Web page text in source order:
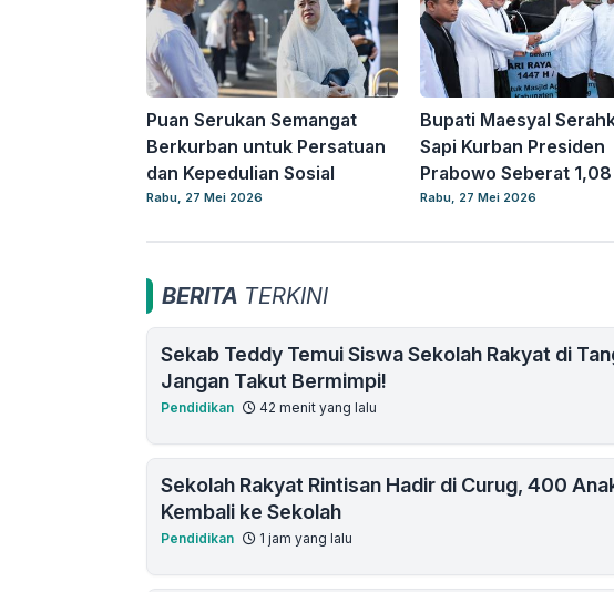
Puan Serukan Semangat
Berkurban untuk Persatuan
dan Kepedulian Sosial
Rabu, 27 Mei 2026
Bupati Maesyal
Sapi Kurban Presiden
Prabowo Seberat
Rabu, 27 Mei 2026
BERITA TERKINI
Sekab Teddy Temui Siswa Sekolah Rakyat di
Jangan Takut Bermimpi!
Pendidikan 42 menit yang lalu
Sekolah Rakyat Rintisan Hadir di Curug, 400
Kembali ke Sekolah
Pendidikan 1 jam yang lalu